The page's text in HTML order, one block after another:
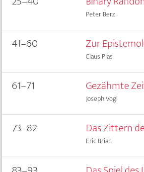
Peter Berz
41–60 Zur
Claus Pias
61–71 Gezähmte
Joseph Vogl
73–82 Das Zittern
Eric Brian